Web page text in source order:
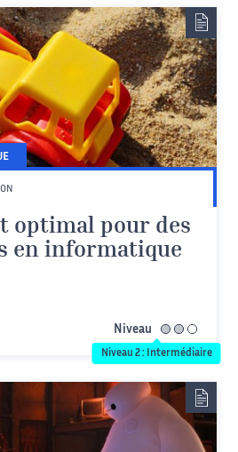
optimal pour des
en informatique
Niveau intermédiaire
Niveau 2 : Intermédiaire